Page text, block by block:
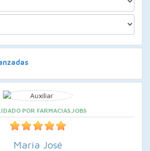
POR FARMACIAS.JOBS
María José